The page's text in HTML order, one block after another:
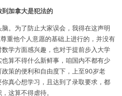
加拿大是犯法的
。为了防止大家误会，我得在这声明
重他个人意愿的基础上进行的，并没有
学方面感兴趣，也对于提前步入大学
算不得什么新鲜事，咱国内不都有少
策的便利和自由度下，上至90岁老
真心想学习，且达到了录取要求，都
这算不得虐待。